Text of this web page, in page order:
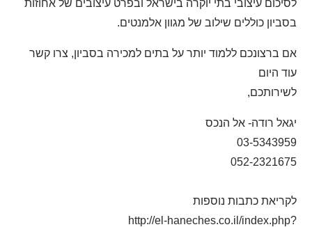
לסיכום עיצובי בתי יוקרה בישראל ובפרט עיצובים של אחוזות
בסביון כוללים שילוב של מגוון אלמנטים.
אם ברצונכם ללמוד יותר על בתים למכירה בסביון, צרו קשר
עוד היום
לשירותכם,
יגאל רודה- אל הנכס
03-5343959
052-2321675
לקריאת כתבות נוספות
http://el-haneches.co.il/index.php?